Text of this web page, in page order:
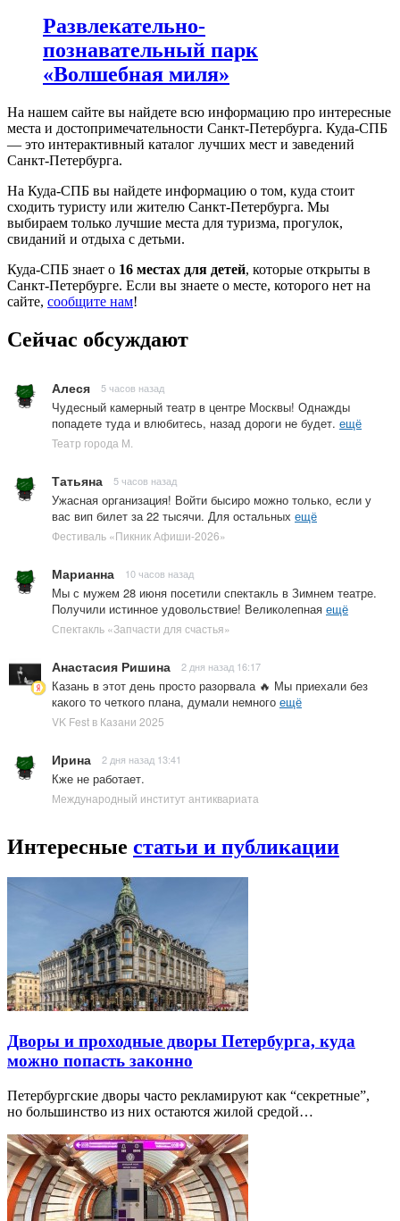
Развлекательно-
познавательный парк
«Волшебная миля»
На нашем сайте вы найдете всю информацию про интересные
места и достопримечательности Санкт-Петербурга. Куда-СПБ
— это интерактивный каталог лучших мест и заведений
Санкт-Петербурга.
На Куда-СПБ вы найдете информацию о том, куда стоит
сходить туристу или жителю Санкт-Петербурга. Мы
выбираем только лучшие места для туризма, прогулок,
свиданий и отдыха с детьми.
Куда-СПБ знает о 16 местах для детей, которые открыты в
Санкт-Петербурге. Если вы знаете о месте, которого нет на
сайте, сообщите нам!
Сейчас обсуждают
Алеся 5 часов назад
Чудесный камерный театр в центре Москвы! Однажды
попадете туда и влюбитесь, назад дороги не будет. ещё
Театр города М.
Татьяна 5 часов назад
Ужасная организация! Войти бысиро можно только, если у
вас вип билет за 22 тысячи. Для остальных ещё
Фестиваль «Пикник Афиши-2026»
Марианна 10 часов назад
Мы с мужем 28 июня посетили спектакль в Зимнем театре.
Получили истинное удовольствие! Великолепная ещё
Спектакль «Запчасти для счастья»
Анастасия Ришина 2 дня назад 16:17
Казань в этот день просто разорвала 🔥 Мы приехали без
какого то четкого плана, думали немного ещё
VK Fest в Казани 2025
Ирина 2 дня назад 13:41
Кже не работает.
Международный институт антиквариата
Интересные статьи и публикации
Дворы и проходные дворы Петербурга, куда
можно попасть законно
Петербургские дворы часто рекламируют как “секретные”,
но большинство из них остаются жилой средой…